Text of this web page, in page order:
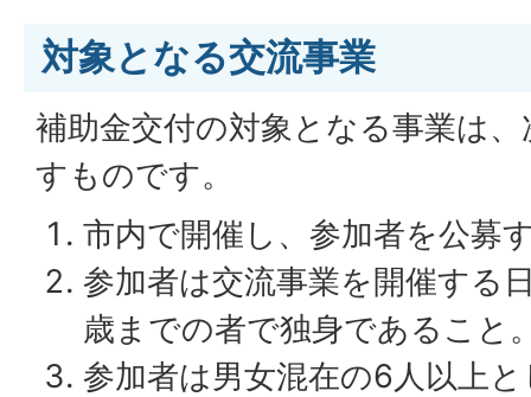
対象となる交流事業
補助金交付の対象となる事業は
すものです。
市内で開催し、参加者を公募
参加者は交流事業を開催する
歳までの者で独身であること
参加者は男女混在の6人以上